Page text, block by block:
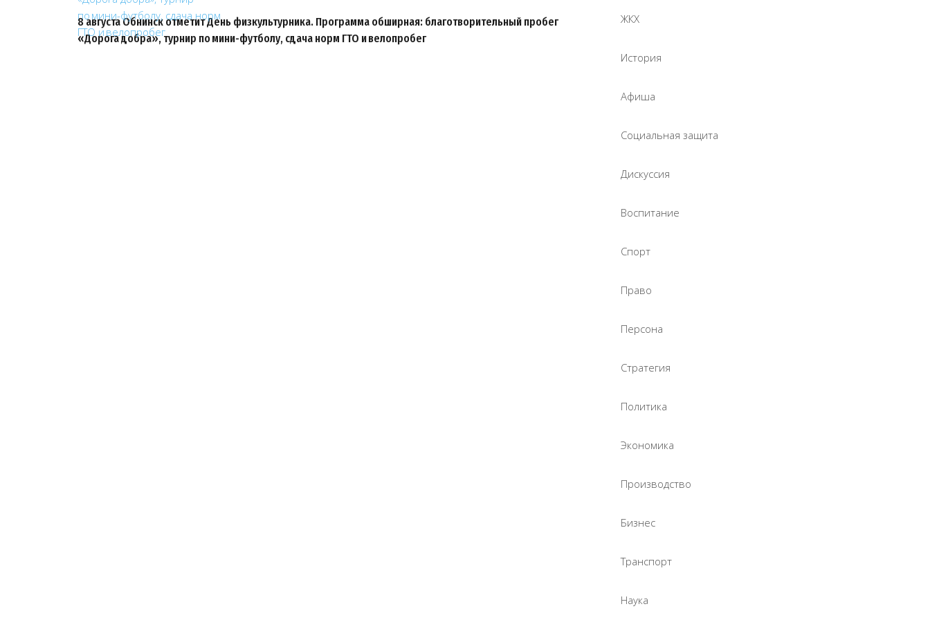
8 августа Обнинск отметит День физкультурника. Программа обширная: благотворительный пробег
«Дорога добра», турнир по мини-футболу, сдача норм ГТО и велопробег
ЖКХ
История
Афиша
Социальная защита
Дискуссия
Воспитание
Спорт
Право
Персона
Стратегия
Политика
Экономика
Производство
Бизнес
Транспорт
Наука